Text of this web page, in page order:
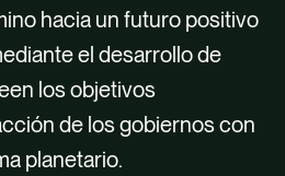
hacia un futuro positivo
el desarrollo de
los objetivos
de los gobiernos con
planetario.